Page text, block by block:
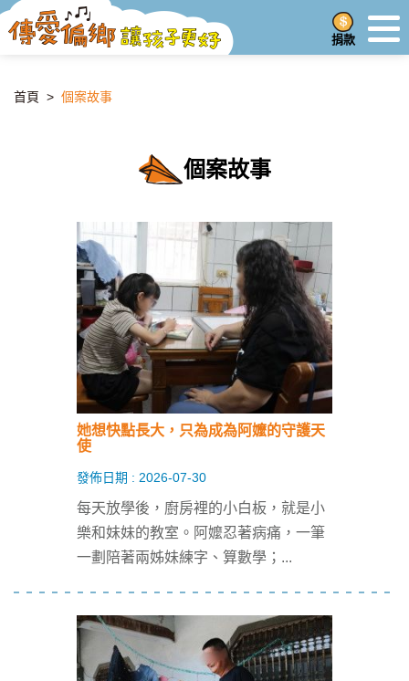
捐款
首頁 > 個案故事
個案故事
她想快點長大，只為成為阿嬤的守護天
使
發佈日期 : 2026-07-30
每天放學後，廚房裡的小白板，就是小
樂和妹妹的教室。阿嬤忍著病痛，一筆
一劃陪著兩姊妹練字、算數學； ...